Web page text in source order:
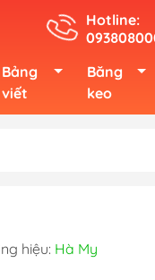
Hotline:
Bảng
viết
Băng
keo
hiệu: Hà My